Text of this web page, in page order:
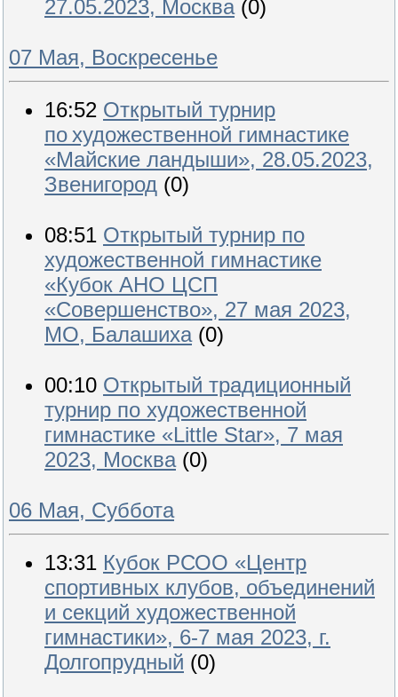
27.05.2023, Москва (0)
07 Мая, Воскресенье
16:52 Открытый турнир
по художественной гимнастике
«Майские ландыши», 28.05.2023,
Звенигород (0)
08:51 Открытый турнир по
художественной гимнастике
«Кубок АНО ЦСП
«Совершенство», 27 мая 2023,
МО, Балашиха (0)
00:10 Открытый традиционный
турнир по художественной
гимнастике «Little Star», 7 мая
2023, Москва (0)
06 Мая, Суббота
13:31 Кубок РСОО «Центр
спортивных клубов, объединений
и секций художественной
гимнастики», 6-7 мая 2023, г.
Долгопрудный (0)